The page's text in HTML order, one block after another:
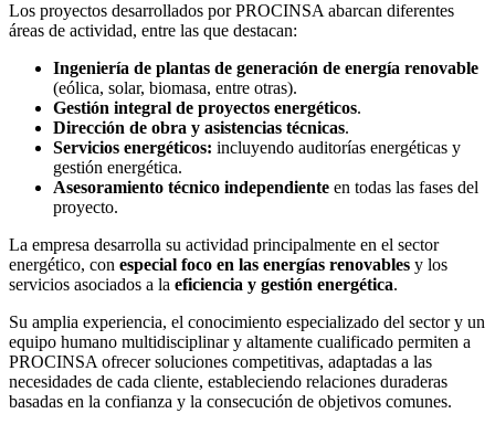
Los proyectos desarrollados por PROCINSA abarcan diferentes
áreas de actividad, entre las que destacan:
Ingeniería de plantas de generación de energía renovable
(eólica, solar, biomasa, entre otras).
Gestión integral de proyectos energéticos.
Dirección de obra y asistencias técnicas.
Servicios energéticos: incluyendo auditorías energéticas y
gestión energética.
Asesoramiento técnico independiente en todas las fases del
proyecto.
La empresa desarrolla su actividad principalmente en el sector
energético, con especial foco en las energías renovables y los
servicios asociados a la eficiencia y gestión energética.
Su amplia experiencia, el conocimiento especializado del sector y un
equipo humano multidisciplinar y altamente cualificado permiten a
PROCINSA ofrecer soluciones competitivas, adaptadas a las
necesidades de cada cliente, estableciendo relaciones duraderas
basadas en la confianza y la consecución de objetivos comunes.